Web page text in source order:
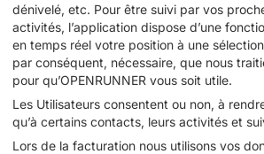
dénivelé, etc. Pour être suivi par vos
activités, l’application dispose d’une
en temps réel votre position à une
par conséquent, nécessaire, que nous
pour qu’OPENRUNNER vous soit utile.
Les Utilisateurs consentent ou non, à
qu’à certains contacts, leurs activités et
Lors de la facturation nous utilisons vos